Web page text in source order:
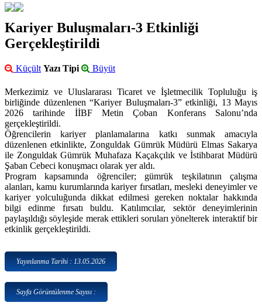
Kariyer Buluşmaları-3 Etkinliği
Gerçekleştirildi
Küçült Yazı Tipi Büyüt
Merkezimiz ve Uluslararası Ticaret ve İşletmecilik Topluluğu iş
birliğinde düzenlenen “Kariyer Buluşmaları-3” etkinliği, 13 Mayıs
2026 tarihinde İİBF Metin Çoban Konferans Salonu’nda
gerçekleştirildi.
Öğrencilerin kariyer planlamalarına katkı sunmak amacıyla
düzenlenen etkinlikte, Zonguldak Gümrük Müdürü Elmas Sakarya
ile Zonguldak Gümrük Muhafaza Kaçakçılık ve İstihbarat Müdürü
Şaban Cebeci konuşmacı olarak yer aldı.
Program kapsamında öğrenciler; gümrük teşkilatının çalışma
alanları, kamu kurumlarında kariyer fırsatları, mesleki deneyimler ve
kariyer yolculuğunda dikkat edilmesi gereken noktalar hakkında
bilgi edinme fırsatı buldu. Katılımcılar, sektör deneyimlerinin
paylaşıldığı söyleşide merak ettikleri soruları yönelterek interaktif bir
etkinlik gerçekleştirildi.
Yayınlanma Tarihi : 13.05.2026
Sayfa Görüntülenme Sayısı :